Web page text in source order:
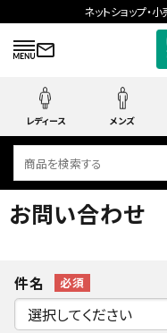
ネットショップ・
mail_outline
レディース メンズ
ACCOUNT MENU
ようこそ ゲスト 様
お問い合わせ
件名